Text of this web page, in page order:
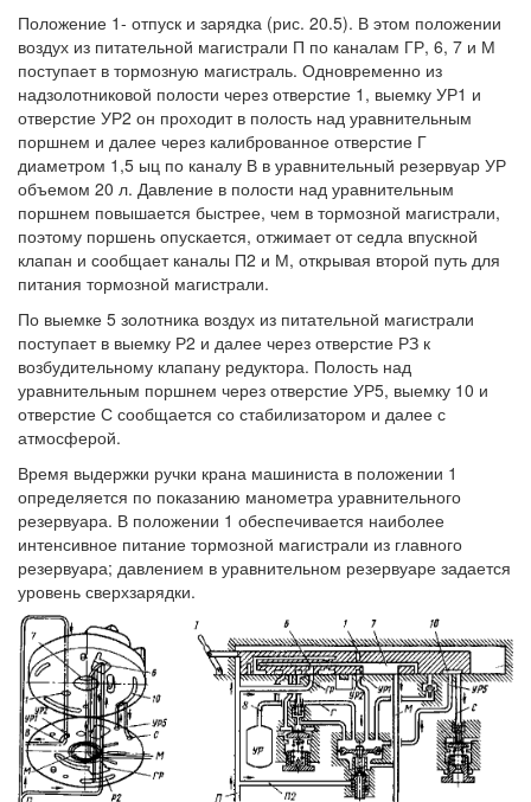
Положение 1- отпуск и зарядка (рис. 20.5). В этом положении
воздух из питательной магистрали П по каналам ГР, 6, 7 и М
поступает в тормозную магистраль. Одновременно из
надзолотниковой полости через отверстие 1, выемку УР1 и
отверстие УР2 он проходит в полость над уравнительным
поршнем и далее через калиброванное отверстие Г
диаметром 1,5 ыц по каналу В в уравнительный резервуар УР
объемом 20 л. Давление в полости над уравнительным
поршнем повышается быстрее, чем в тормозной магистрали,
поэтому поршень опускается, отжимает от седла впускной
клапан и сообщает каналы П2 и М, открывая второй путь для
питания тормозной магистрали.
По выемке 5 золотника воздух из питательной магистрали
поступает в выемку Р2 и далее через отверстие РЗ к
возбудительному клапану редуктора. Полость над
уравнительным поршнем через отверстие УР5, выемку 10 и
отверстие С сообщается со стабилизатором и далее с
атмосферой.
Время выдержки ручки крана машиниста в положении 1
определяется по показанию манометра уравнительного
резервуара. В положении 1 обеспечивается наиболее
интенсивное питание тормозной магистрали из главного
резервуара; давлением в уравнительном резервуаре задается
уровень сверхзарядки.